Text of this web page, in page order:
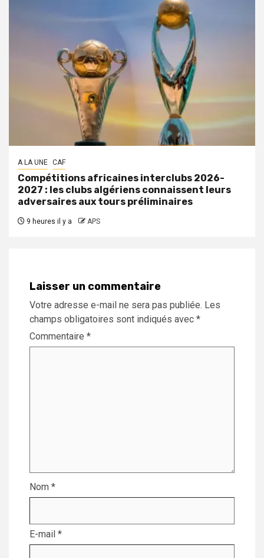
A LA UNE CAF
Compétitions africaines interclubs 2026-
2027 : les clubs algériens connaissent leurs
adversaires aux tours préliminaires
9 heures il y a APS
Laisser un commentaire
Votre adresse e-mail ne sera pas publiée. Les
champs obligatoires sont indiqués avec *
Commentaire *
Nom *
E-mail *